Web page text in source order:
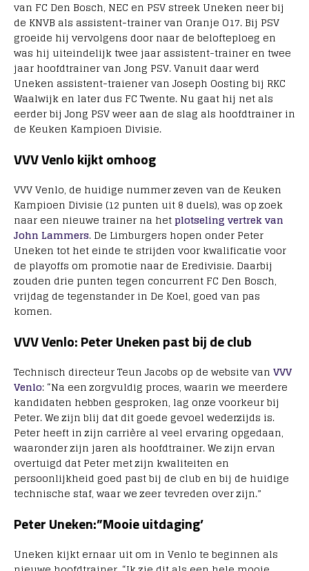
van FC Den Bosch, NEC en PSV streek Uneken neer bij
de KNVB als assistent-trainer van Oranje O17. Bij PSV
groeide hij vervolgens door naar de belofteploeg en
was hij uiteindelijk twee jaar assistent-trainer en twee
jaar hoofdtrainer van Jong PSV. Vanuit daar werd
Uneken assistent-traiener van Joseph Oosting bij RKC
Waalwijk en later dus FC Twente. Nu gaat hij net als
eerder bij Jong PSV weer aan de slag als hoofdtrainer in
de Keuken Kampioen Divisie.
VVV Venlo kijkt omhoog
VVV Venlo, de huidige nummer zeven van de Keuken
Kampioen Divisie (12 punten uit 8 duels), was op zoek
naar een nieuwe trainer na hetplotseling vertrek van
John Lammers. De Limburgers hopen onder Peter
Uneken tot het einde te strijden voor kwalificatie voor
de playoffs om promotie naar de Eredivisie. Daarbij
zouden drie punten tegen concurrent FC Den Bosch,
vrijdag de tegenstander in De Koel, goed van pas
komen.
VVV Venlo: Peter Uneken past bij de club
Technisch directeur Teun Jacobs op de website van VVV
Venlo: “Na een zorgvuldig proces, waarin we meerdere
kandidaten hebben gesproken, lag onze voorkeur bij
Peter. We zijn blij dat dit goede gevoel wederzijds is.
Peter heeft in zijn carrière al veel ervaring opgedaan,
waaronder zijn jaren als hoofdtrainer. We zijn ervan
overtuigd dat Peter met zijn kwaliteiten en
persoonlijkheid goed past bij de club en bij de huidige
technische staf, waar we zeer tevreden over zijn.”
Peter Uneken:”Mooie uitdaging’
Uneken kijkt ernaar uit om in Venlo te beginnen als